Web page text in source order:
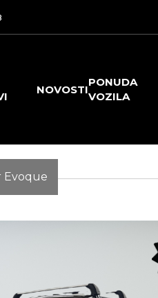
NOVOSTI
PONUDA
VOZILA
Evoque